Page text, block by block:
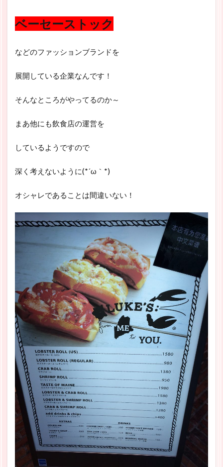
ベーセーストック
などのファッションブランドを
展開している企業なんです！
そんなところがやってるのか～
まあ他にも飲食店の運営を
しているようですので
深く考えないように(*´ω｀*)
オシャレであることは間違いない！